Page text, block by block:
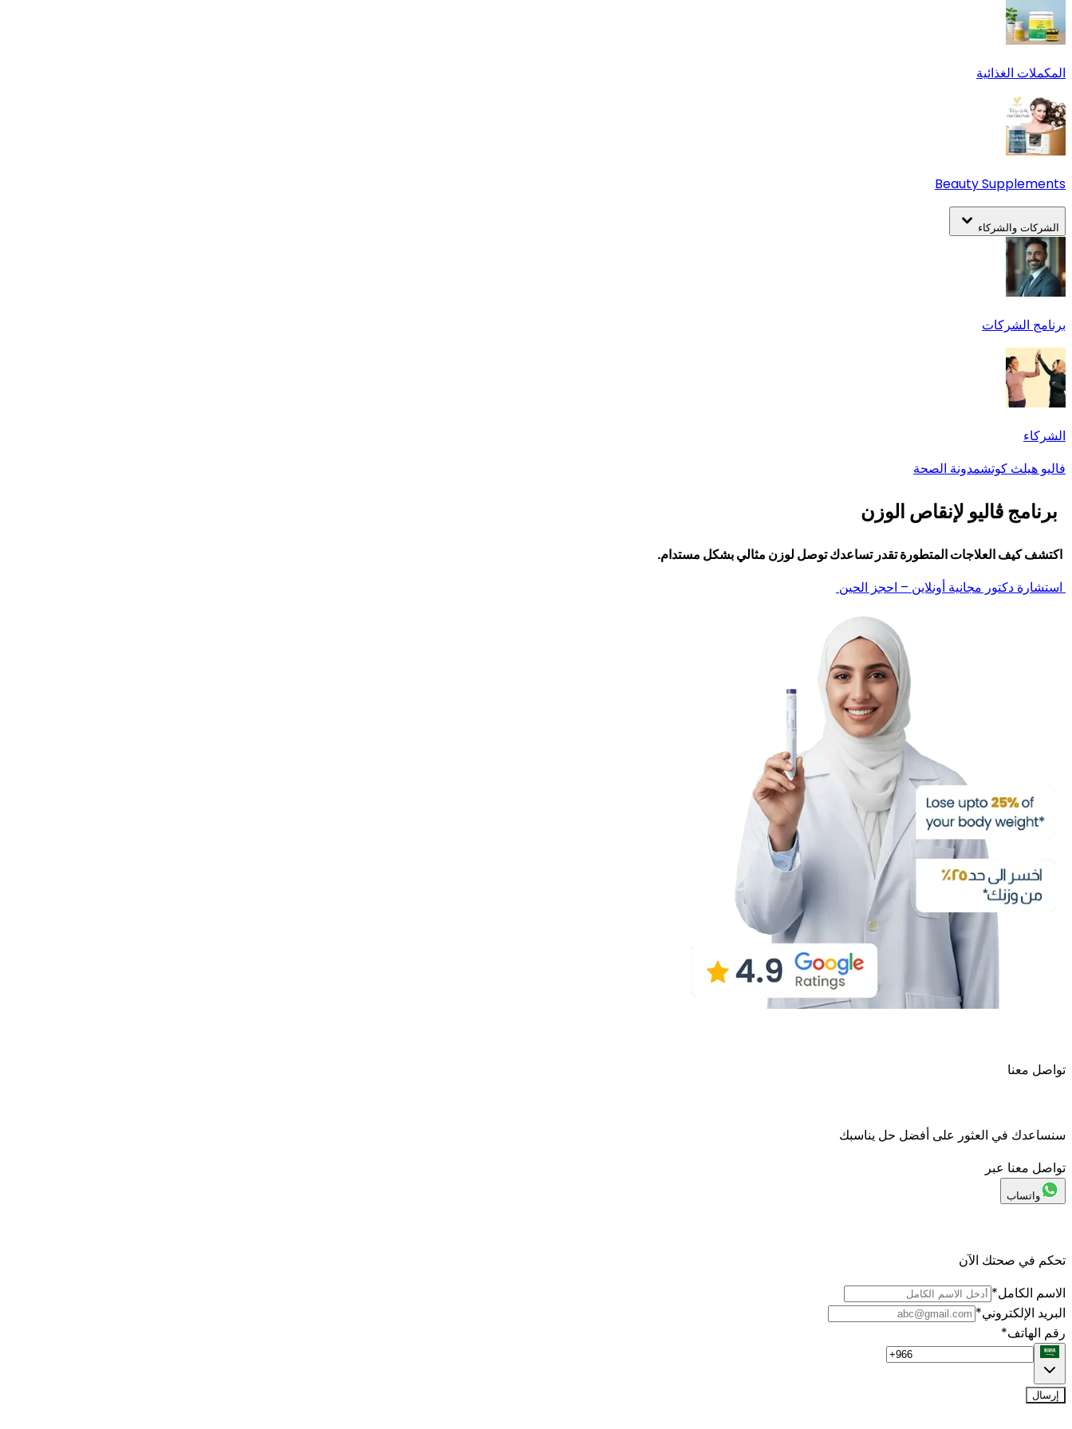
المكملات الغذائية
Beauty Supplements
الشركات والشركاء
برنامج الشركات
الشركاء
فاليو هيلث كوتشمدونة الصحة
برنامج ڤاليو لإنقاص الوزن
اكتشف كيف العلاجات المتطورة تقدر تساعدك توصل لوزن مثالي بشكل مستدام.
استشارة دكتور مجانية أونلاين – احجز الحين
تواصل معنا
سنساعدك في العثور على أفضل حل يناسبك
تواصل معنا عبر
واتساب
تحكم في صحتك الآن
الاسم الكامل*
البريد الإلكتروني*
رقم الهاتف*
إرسال